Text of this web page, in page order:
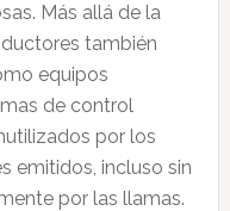
Más allá de la
también
equipos
de control
por los
emitidos, incluso sin
por las llamas.